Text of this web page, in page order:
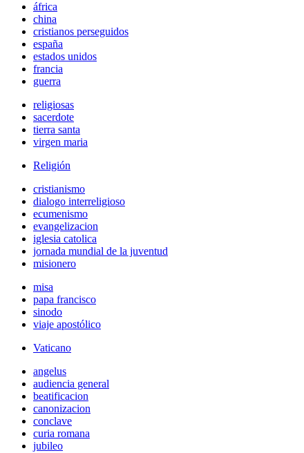
áfrica
china
cristianos perseguidos
españa
estados unidos
francia
guerra
religiosas
sacerdote
tierra santa
virgen maria
Religión
cristianismo
dialogo interreligioso
ecumenismo
evangelizacion
iglesia catolica
jornada mundial de la juventud
misionero
misa
papa francisco
sinodo
viaje apostólico
Vaticano
angelus
audiencia general
beatificacion
canonizacion
conclave
curia romana
jubileo